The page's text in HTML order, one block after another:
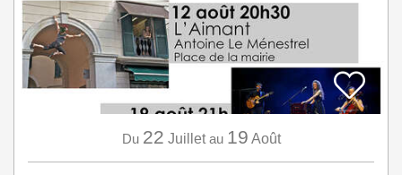
Du 22 Juillet au 19 Août